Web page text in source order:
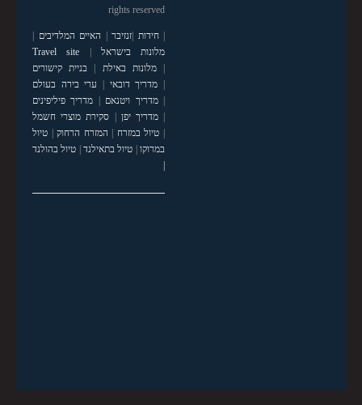
rights reserved
|חידות |זנזיבר | האיים המלדיבים |
מלונות בישראל |
Travel site
|מלונות באילת | בניית קישורים
| מדריך דובאי | ערי בירה בעולם
|מדריך ויטנאם | מדריך פיליפינים
|מדריך יפן | סקירת מוצרי חשמל
| טיול במזרח | המזרח הרחוק| טיול
במרוקו| טיול בתאילנד| טיול בהולנד
|